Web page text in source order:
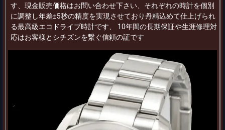
す、現金販売価格はお問い合わせ下さい、それぞれの時計を個別
に調整し年差±5秒の精度を実現させており丹精込めて仕上げられ
る最高級エコドライブ時計です、 10年間の長期保証や生涯修理対
応はお客様とシチズンを繋ぐ信頼の証です